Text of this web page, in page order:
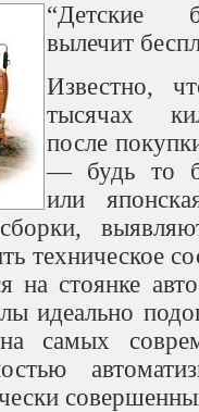
“Детские
вылечит
Известно,
тысячах
после
— будь то
или
сборки,
техническое
на стоянке
идеально
самых